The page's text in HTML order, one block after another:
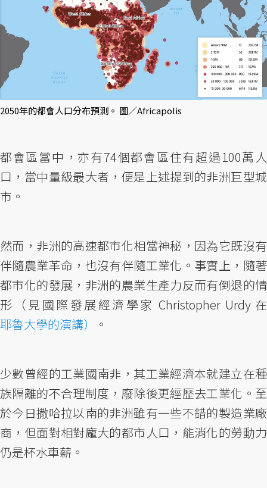
2050年的都會人口分布預測。 圖／Africapolis
都會區當中，亦有74個都會區住有超過100萬人
口，當中量級最大者，便是上述提到的非洲巨型城
市。
然而，非洲的高速都市化相當神秘，因為它既沒有
伴隨農業革命，也沒有伴隨工業化。事實上，隨著
都市化的發展，非洲的農業生產力反而有倒退的情
形（見國際發展經濟學家 Christopher Urdy 在
耶魯大學的演講）
。
少數曾經的工業國南非，其工業經濟本就建立在種
族隔離的不合理制度，廢除後更經歷去工業化。至
於今日撒哈拉以南的非洲雖有一些不錯的製造業廠
商，但面對相對龐大的都市人口，能消化的勞動力
仍是杯水車薪。